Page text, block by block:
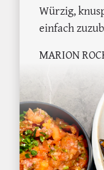
Würzig,
einfach
MARION